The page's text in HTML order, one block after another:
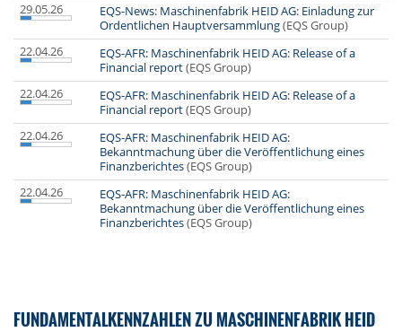
29.05.26
EQS-News: Maschinenfabrik HEID AG: Einladung zur
Ordentlichen Hauptversammlung(EQS Group)
22.04.26
EQS-AFR: Maschinenfabrik HEID AG: Release of a
Financial report(EQS Group)
22.04.26
EQS-AFR: Maschinenfabrik HEID AG: Release of a
Financial report(EQS Group)
22.04.26
EQS-AFR: Maschinenfabrik HEID AG:
Bekanntmachung über die Veröffentlichung eines
Finanzberichtes(EQS Group)
22.04.26
EQS-AFR: Maschinenfabrik HEID AG:
Bekanntmachung über die Veröffentlichung eines
Finanzberichtes(EQS Group)
FUNDAMENTALKENNZAHLEN ZU MASCHINENFABRIK HEID